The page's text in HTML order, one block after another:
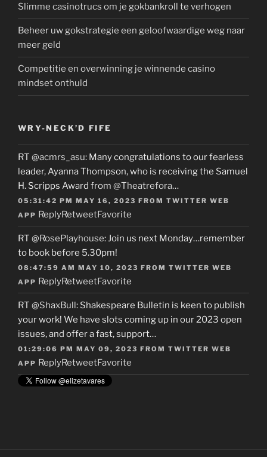
Slimme casinotrucs om je gokbankroll te verhogen
Beheer uw gokstrategie een geloofwaardige weg naar
meer geld
Competitie en overwinning je winnende casino
mindset onthuld
WRY-NECK’D FIFE
RT @acmrs_asu: Many congratulations to our fearless
leader, Ayanna Thompson, who is receiving the Samuel
H. Scripps Award from @Theatrefora…
05:31:42 PM MAY 16, 2023 FROM TWITTER WEB
APP ReplyRetweetFavorite
RT @RosePlayhouse: Join us next Monday…remember
to book before 5.30pm!
08:47:59 AM MAY 10, 2023 FROM TWITTER WEB
APP ReplyRetweetFavorite
RT @ShaxBull: Shakespeare Bulletin is keen to publish
your work! We have slots coming up in our 2023 open
issues, and offer a fast, support…
01:29:06 PM MAY 09, 2023 FROM TWITTER WEB
APP ReplyRetweetFavorite